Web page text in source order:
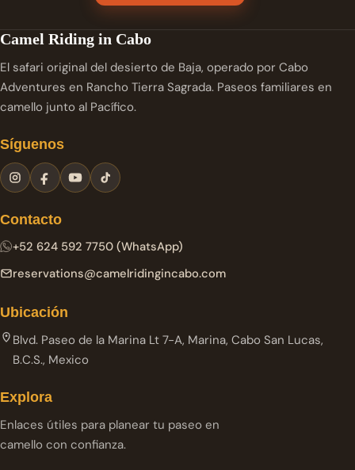
Camel Riding in Cabo
El safari original del desierto de Baja, operado por Cabo
Adventures en Rancho Tierra Sagrada. Paseos familiares en
camello junto al Pacífico.
Síguenos
Contacto
+52 624 592 7750 (WhatsApp)
reservations@camelridingincabo.com
Ubicación
Blvd. Paseo de la Marina Lt 7-A, Marina, Cabo San Lucas,
B.C.S., Mexico
Explora
Enlaces útiles para planear tu paseo en
camello con confianza.